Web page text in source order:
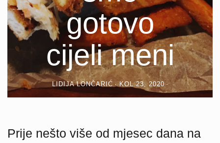
gotovo
cijeli meni
LIDIJA LONČARIĆ KOL 23, 2020
Prije nešto više od mjesec dana na